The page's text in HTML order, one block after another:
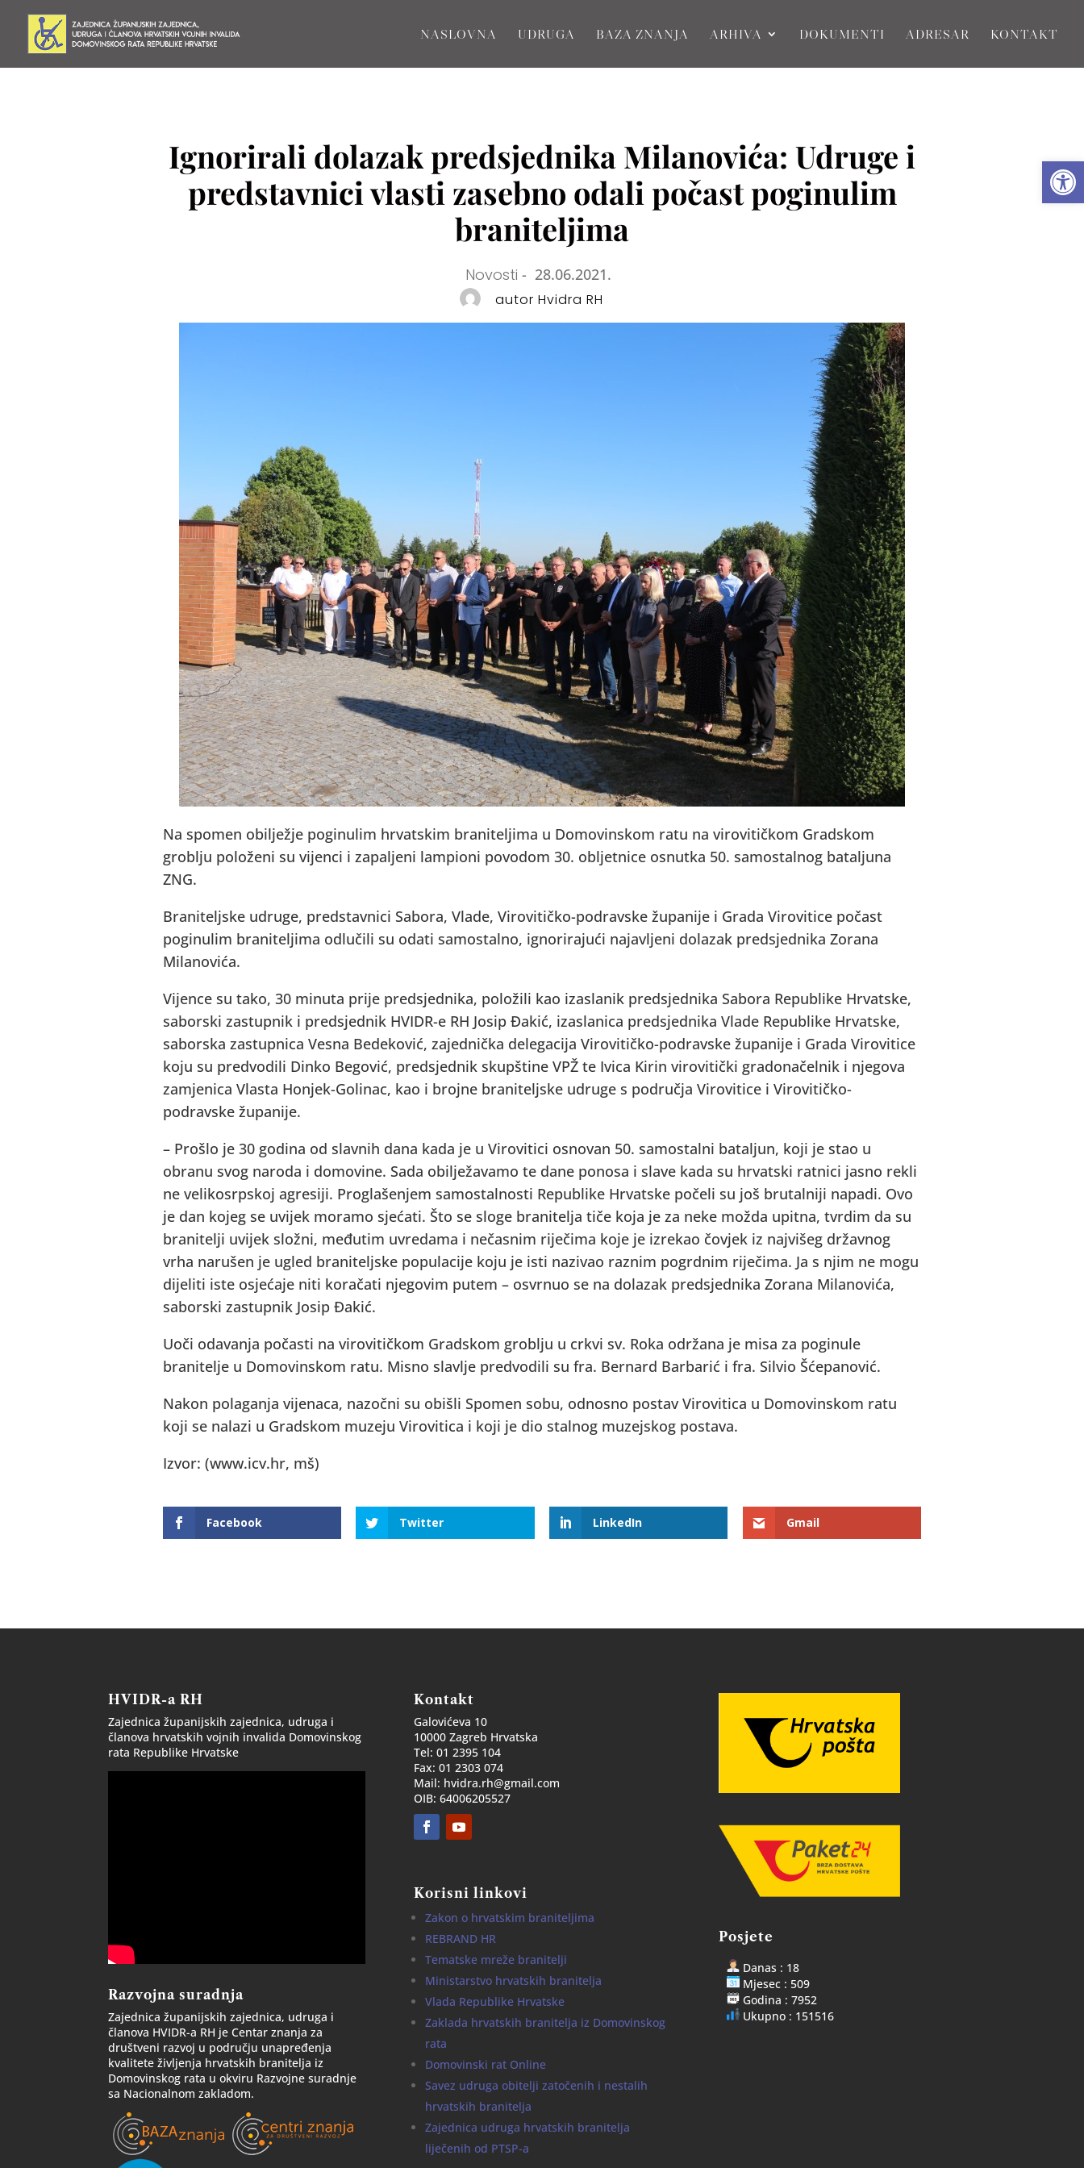
NASLOVNA UDRUGA BAZA ZNANJA ARHIVA DOKUMENTI ADRESAR KONTAKT
Ignorirali dolazak predsjednika Milanovića: Udruge i
predstavnici vlasti zasebno odali počast poginulim
braniteljima
Novosti - 28.06.2021.
autor Hvidra RH
Na spomen obilježje poginulim hrvatskim braniteljima u Domovinskom ratu na virovitičkom Gradskom
groblju položeni su vijenci i zapaljeni lampioni povodom 30. obljetnice osnutka 50. samostalnog bataljuna
ZNG.
Braniteljske udruge, predstavnici Sabora, Vlade, Virovitičko-podravske županije i Grada Virovitice počast
poginulim braniteljima odlučili su odati samostalno, ignorirajući najavljeni dolazak predsjednika Zorana
Milanovića.
Vijence su tako, 30 minuta prije predsjednika, položili kao izaslanik predsjednika Sabora Republike Hrvatske,
saborski zastupnik i predsjednik HVIDR-e RH Josip Đakić, izaslanica predsjednika Vlade Republike Hrvatske,
saborska zastupnica Vesna Bedeković, zajednička delegacija Virovitičko-podravske županije i Grada Virovitice
koju su predvodili Dinko Begović, predsjednik skupštine VPŽ te Ivica Kirin virovitički gradonačelnik i njegova
zamjenica Vlasta Honjek-Golinac, kao i brojne braniteljske udruge s područja Virovitice i Virovitičko-
podravske županije.
– Prošlo je 30 godina od slavnih dana kada je u Virovitici osnovan 50. samostalni bataljun, koji je stao u
obranu svog naroda i domovine. Sada obilježavamo te dane ponosa i slave kada su hrvatski ratnici jasno rekli
ne velikosrpskoj agresiji. Proglašenjem samostalnosti Republike Hrvatske počeli su još brutalniji napadi. Ovo
je dan kojeg se uvijek moramo sjećati. Što se sloge branitelja tiče koja je za neke možda upitna, tvrdim da su
branitelji uvijek složni, međutim uvredama i nečasnim riječima koje je izrekao čovjek iz najvišeg državnog
vrha narušen je ugled braniteljske populacije koju je isti nazivao raznim pogrdnim riječima. Ja s njim ne mogu
dijeliti iste osjećaje niti koračati njegovim putem – osvrnuo se na dolazak predsjednika Zorana Milanovića,
saborski zastupnik Josip Đakić.
Uoči odavanja počasti na virovitičkom Gradskom groblju u crkvi sv. Roka održana je misa za poginule
branitelje u Domovinskom ratu. Misno slavlje predvodili su fra. Bernard Barbarić i fra. Silvio Šćepanović.
Nakon polaganja vijenaca, nazočni su obišli Spomen sobu, odnosno postav Virovitica u Domovinskom ratu
koji se nalazi u Gradskom muzeju Virovitica i koji je dio stalnog muzejskog postava.
Izvor: (www.icv.hr, mš)
Facebook Twitter LinkedIn Gmail
HVIDR-a RH
Zajednica županijskih zajednica, udruga i
članova hrvatskih vojnih invalida Domovinskog
rata Republike Hrvatske
Razvojna suradnja
Zajednica županijskih zajednica, udruga i
članova HVIDR-a RH je Centar znanja za
društveni razvoj u području unapređenja
kvalitete življenja hrvatskih branitelja iz
Domovinskog rata u okviru Razvojne suradnje
sa Nacionalnom zakladom.
Kontakt
Galovićeva 10
10000 Zagreb Hrvatska
Tel: 01 2395 104
Fax: 01 2303 074
Mail: hvidra.rh@gmail.com
OIB: 64006205527
Korisni linkovi
Zakon o hrvatskim braniteljima
REBRAND HR
Tematske mreže branitelji
Ministarstvo hrvatskih branitelja
Vlada Republike Hrvatske
Zaklada hrvatskih branitelja iz Domovinskog
rata
Domovinski rat Online
Savez udruga obitelji zatočenih i nestalih
hrvatskih branitelja
Zajednica udruga hrvatskih branitelja
liječenih od PTSP-a
Posjete
Danas : 18
Mjesec : 509
Godina : 7952
Ukupno : 151516